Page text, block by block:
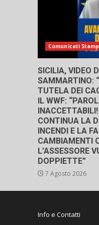
Comunicati
SICILIA, VIDEO
SAMMARTINO:
TUTELA DEI
IL WWF:
CONTINUA LA
INCENDI E LA
CAMBIAMENTI
L’ASSESSORE
DOPPIETTE”
7 Agosto 2026
Info e Contatti